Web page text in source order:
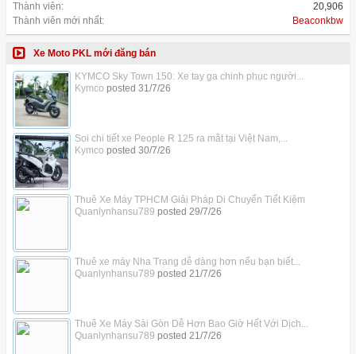
Thành viên:
20,906
Thành viên mới nhất:
Beaconkbw
Xe Moto PKL mới đăng bán
KYMCO Sky Town 150: Xe tay ga chinh phục người...
Kymco posted 31/7/26
Soi chi tiết xe People R 125 ra mắt tại Việt Nam,...
Kymco posted 30/7/26
Thuê Xe Máy TPHCM Giải Pháp Di Chuyển Tiết Kiệm
Quanlynhansu789 posted 29/7/26
Thuê xe máy Nha Trang dễ dàng hơn nếu bạn biết...
Quanlynhansu789 posted 21/7/26
Thuê Xe Máy Sài Gòn Dễ Hơn Bao Giờ Hết Với Dịch...
Quanlynhansu789 posted 21/7/26